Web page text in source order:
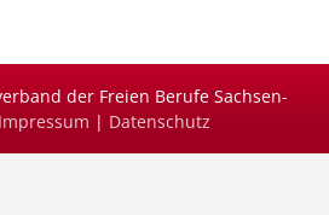
der Freien Berufe Sachsen-
Impressum | Datenschutz